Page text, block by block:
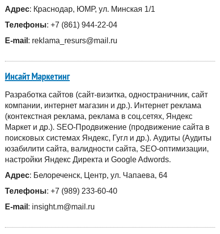
Адрес: Краснодар, ЮМР, ул. Минская 1/1
Телефоны: +7 (861) 944-22-04
E-mail : reklama_resurs@mail.ru
Инсайт Маркетинг
Разработка сайтов (сайт-визитка, одностраничник, сайт
компании, интернет магазин и др.). Интернет реклама
(контекстная реклама, реклама в соц.сетях, Яндекс
Маркет и др.). SEO-Продвижение (продвижение сайта в
поисковых системах Яндекс, Гугл и др.). Аудиты (Аудиты
юзабилити сайта, валидности сайта, SEO-оптимизации,
настройки Яндекс Директа и Google Adwords.
Адрес: Белореченск, Центр, ул. Чапаева, 64
Телефоны: +7 (989) 233-60-40
E-mail : insight.m@mail.ru